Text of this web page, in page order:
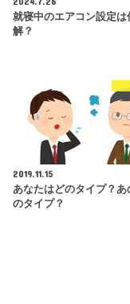
就寝中のエアコン設定は
解？
2019.11.15
あなたはどのタイプ？あ
のタイプ？